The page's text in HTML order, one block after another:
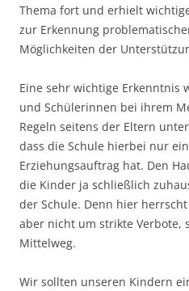
Thema fort und erhielt
zur Erkennung
Möglichkeiten der
Eine sehr wichtige Erkenntnis
und Schülerinnen bei ihrem
Regeln seitens der Eltern
dass die Schule hierbei nur
Erziehungsauftrag hat. Den
die Kinder ja schließlich
der Schule. Denn hier
aber nicht um strikte Verbote,
Mittelweg.
Wir sollten unseren Kindern